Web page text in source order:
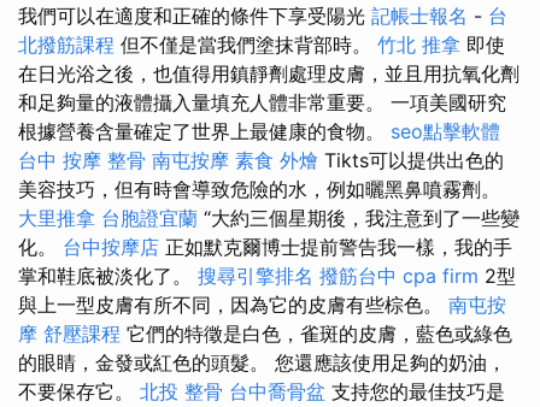
我們可以在適度和正確的條件下享受陽光 記帳士報名 - 台
北撥筋課程 但不僅是當我們塗抹背部時。 竹北 推拿 即使
在日光浴之後，也值得用鎮靜劑處理皮膚，並且用抗氧化劑
和足夠量的液體攝入量填充人體非常重要。 一項美國研究
根據營養含量確定了世界上最健康的食物。 seo點擊軟體
台中 按摩 整骨 南屯按摩 素食 外燴 Tikts可以提供出色的
美容技巧，但有時會導致危險的水，例如曬黑鼻噴霧劑。
大里推拿 台胞證宜蘭 “大約三個星期後，我注意到了一些變
化。 台中按摩店 正如默克爾博士提前警告我一樣，我的手
掌和鞋底被淡化了。 搜尋引擎排名 撥筋台中 cpa firm 2型
與上一型皮膚有所不同，因為它的皮膚有些棕色。 南屯按
摩 舒壓課程 它們的特徵是白色，雀斑的皮膚，藍色或綠色
的眼睛，金發或紅色的頭髮。 您還應該使用足夠的奶油，
不要保存它。 北投 整骨 台中喬骨盆 支持您的最佳技巧是